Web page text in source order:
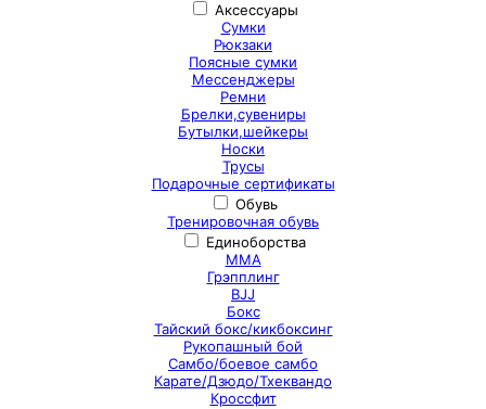
Аксессуары
Сумки
Рюкзаки
Поясные сумки
Мессенджеры
Ремни
Брелки,сувениры
Бутылки,шейкеры
Носки
Трусы
Подарочные сертификаты
Обувь
Тренировочная обувь
Единоборства
ММА
Грэпплинг
BJJ
Бокс
Тайский бокс/кикбоксинг
Рукопашный бой
Самбо/боевое самбо
Карате/Дзюдо/Тхеквандо
Кроссфит